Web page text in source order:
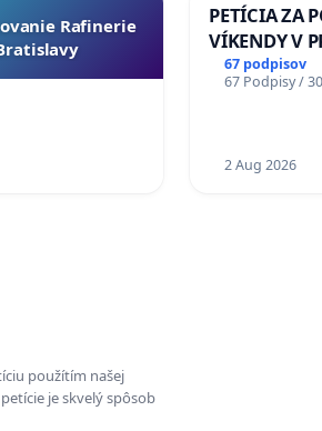
Rafinerie
PETÍCIA ZA
VÍKENDY V
STAVEBNÉ
OD 9.00 DO
KONTROLA
67 podpisov
67 Podpisy /
2 Aug 2026
použítím našej
je skvelý spôsob